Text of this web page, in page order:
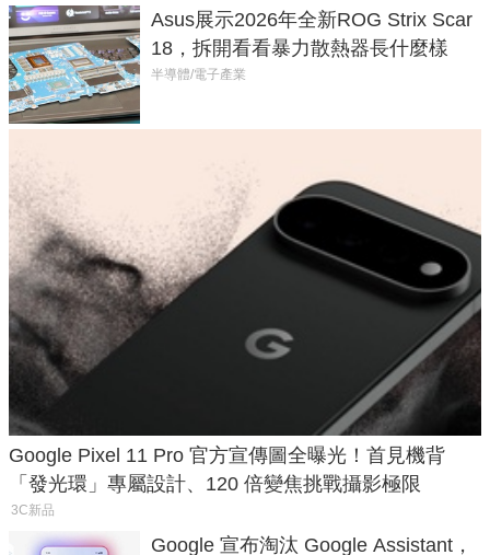
Asus展示2026年全新ROG Strix Scar
18，拆開看看暴力散熱器長什麼樣
半導體/電子產業
Google Pixel 11 Pro 官方宣傳圖全曝光！首見機背
「發光環」專屬設計、120 倍變焦挑戰攝影極限
3C新品
Google 宣布淘汰 Google Assistant，